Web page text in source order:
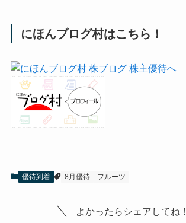
にほんブログ村はこちら！
優待到着 8月優待 フルーツ
よかったらシェアしてね！